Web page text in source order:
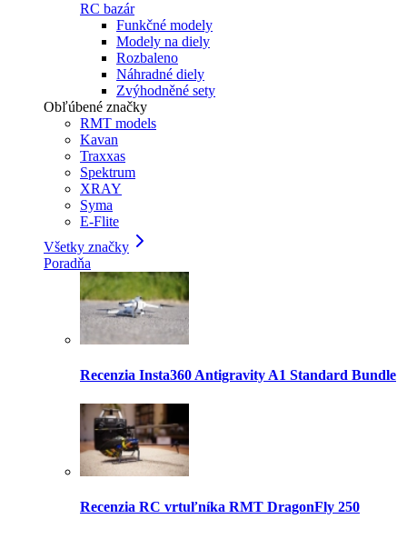
RC bazár
Funkčné modely
Modely na diely
Rozbaleno
Náhradné diely
Zvýhodněné sety
Obľúbené značky
RMT models
Kavan
Traxxas
Spektrum
XRAY
Syma
E-Flite
Všetky značky
Poradňa
Recenzia Insta360 Antigravity A1 Standard Bundle
Recenzia RC vrtuľníka RMT DragonFly 250